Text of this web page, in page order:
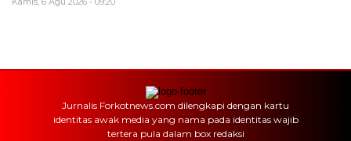
Jurnalis Forkotnews.com dilengkapi dengan kartu
identitas awak media yang nama pada identitas wajib
tertera pula dalam box redaksi